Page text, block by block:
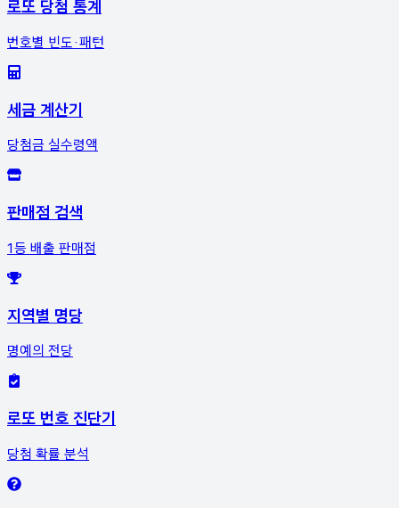
로또 당첨 통계
번호별 빈도·패턴
세금 계산기
당첨금 실수령액
판매점 검색
1등 배출 판매점
지역별 명당
명예의 전당
로또 번호 진단기
당첨 확률 분석